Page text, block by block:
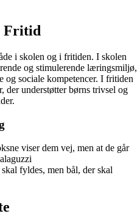
Fritid
i skolen og i fritiden. I skolen
og stimulerende læringsmiljø,
og sociale kompetencer. I fritiden
der understøtter børns trivsel og
viser dem vej, men at de går
fyldes, men bål, der skal